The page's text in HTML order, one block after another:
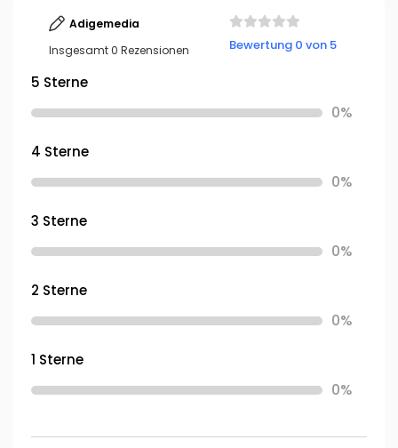
Adigemedia
Insgesamt 0 Rezensionen
Bewertung 0 von 5
5 Sterne
0%
4 Sterne
0%
3 Sterne
0%
2 Sterne
0%
1 Sterne
0%